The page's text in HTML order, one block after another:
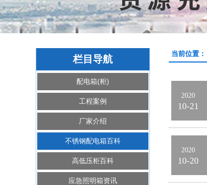
栏目导航
配电箱(柜)
工程案例
厂家介绍
不锈钢配电箱百科
高低压柜百科
应急照明箱资讯
当前位置：
2020
10-21
2020
10-20